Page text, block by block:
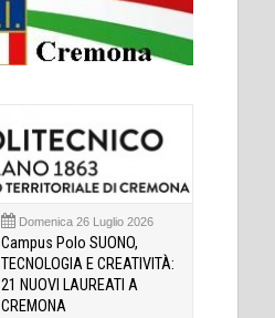
Domenica 26 Luglio 2026
Campus Polo SUONO,
TECNOLOGIA E CREATIVITÀ:
21 NUOVI LAUREATI A
CREMONA